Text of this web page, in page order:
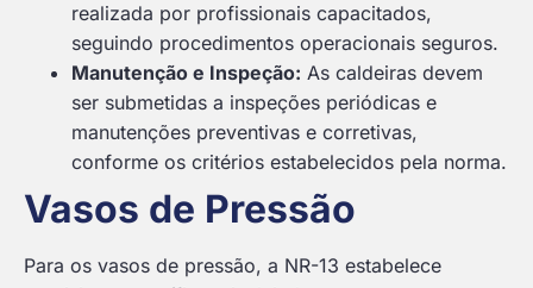
realizada por profissionais capacitados,
seguindo procedimentos operacionais seguros.
Manutenção e Inspeção: As caldeiras devem
ser submetidas a inspeções periódicas e
manutenções preventivas e corretivas,
conforme os critérios estabelecidos pela norma.
Vasos de Pressão
Para os vasos de pressão, a NR-13 estabelece